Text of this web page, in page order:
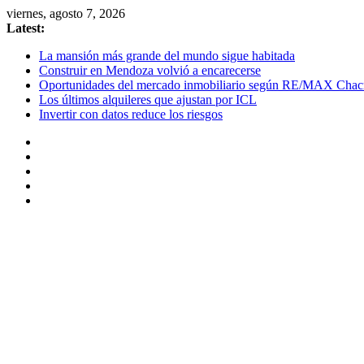
Skip
to
viernes, agosto 7, 2026
Latest:
La mansión más grande del mundo sigue habitada
Construir en Mendoza volvió a encarecerse
Oportunidades del mercado inmobiliario según RE/MAX
Los últimos alquileres que ajustan por ICL
Invertir con datos reduce los riesgos